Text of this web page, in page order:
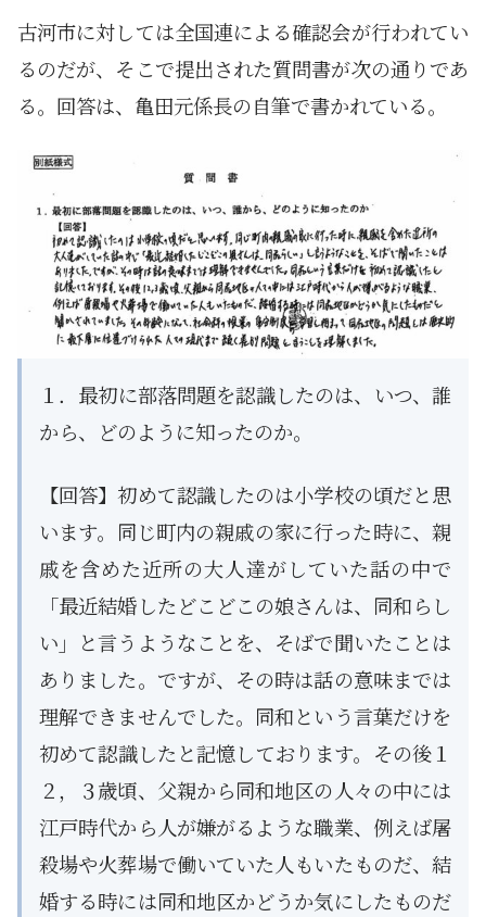
古河市に対しては全国連による確認会が行われてい
るのだが、そこで提出された質問書が次の通りであ
る。回答は、亀田元係長の自筆で書かれている。
１．最初に部落問題を認識したのは、いつ、誰
から、どのように知ったのか。
【回答】初めて認識したのは小学校の頃だと思
います。同じ町内の親戚の家に行った時に、親
戚を含めた近所の大人達がしていた話の中で
「最近結婚したどこどこの娘さんは、同和らし
い」と言うようなことを、そばで聞いたことは
ありました。ですが、その時は話の意味までは
理解できませんでした。同和という言葉だけを
初めて認識したと記憶しております。その後１
２，３歳頃、父親から同和地区の人々の中には
江戸時代から人が嫌がるような職業、例えば屠
殺場や火葬場で働いていた人もいたものだ、結
婚する時には同和地区かどうか気にしたものだ